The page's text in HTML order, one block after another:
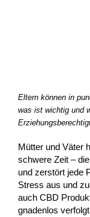
Eltern können in
was ist wichtig und
Mütter und Väter
schwere Zeit –
und zerstört jede
Stress aus und
auch CBD
gnadenlos